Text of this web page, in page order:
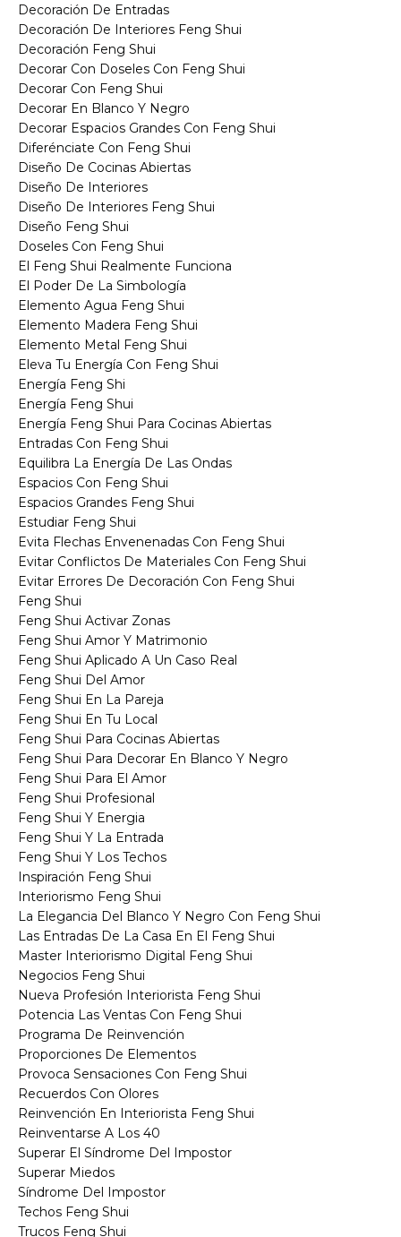
Decoración De Entradas
Decoración De Interiores Feng Shui
Decoración Feng Shui
Decorar Con Doseles Con Feng Shui
Decorar Con Feng Shui
Decorar En Blanco Y Negro
Decorar Espacios Grandes Con Feng Shui
Diferénciate Con Feng Shui
Diseño De Cocinas Abiertas
Diseño De Interiores
Diseño De Interiores Feng Shui
Diseño Feng Shui
Doseles Con Feng Shui
El Feng Shui Realmente Funciona
El Poder De La Simbología
Elemento Agua Feng Shui
Elemento Madera Feng Shui
Elemento Metal Feng Shui
Eleva Tu Energía Con Feng Shui
Energía Feng Shi
Energía Feng Shui
Energía Feng Shui Para Cocinas Abiertas
Entradas Con Feng Shui
Equilibra La Energía De Las Ondas
Espacios Con Feng Shui
Espacios Grandes Feng Shui
Estudiar Feng Shui
Evita Flechas Envenenadas Con Feng Shui
Evitar Conflictos De Materiales Con Feng Shui
Evitar Errores De Decoración Con Feng Shui
Feng Shui
Feng Shui Activar Zonas
Feng Shui Amor Y Matrimonio
Feng Shui Aplicado A Un Caso Real
Feng Shui Del Amor
Feng Shui En La Pareja
Feng Shui En Tu Local
Feng Shui Para Cocinas Abiertas
Feng Shui Para Decorar En Blanco Y Negro
Feng Shui Para El Amor
Feng Shui Profesional
Feng Shui Y Energia
Feng Shui Y La Entrada
Feng Shui Y Los Techos
Inspiración Feng Shui
Interiorismo Feng Shui
La Elegancia Del Blanco Y Negro Con Feng Shui
Las Entradas De La Casa En El Feng Shui
Master Interiorismo Digital Feng Shui
Negocios Feng Shui
Nueva Profesión Interiorista Feng Shui
Potencia Las Ventas Con Feng Shui
Programa De Reinvención
Proporciones De Elementos
Provoca Sensaciones Con Feng Shui
Recuerdos Con Olores
Reinvención En Interiorista Feng Shui
Reinventarse A Los 40
Superar El Síndrome Del Impostor
Superar Miedos
Síndrome Del Impostor
Techos Feng Shui
Trucos Feng Shui